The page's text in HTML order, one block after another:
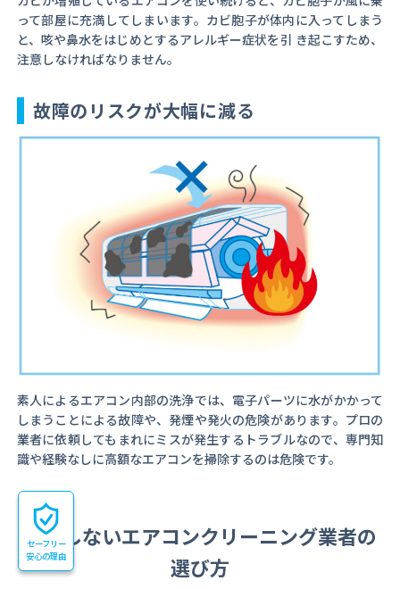
って部屋に充満してしまいます。カビ胞子が体内に入ってしまう
と、咳や鼻水をはじめとするアレルギー症状を引 き起こすため、
注意しなければなりません。
故障のリスクが大幅に減る
素人によるエアコン内部の洗浄では、電子パーツに水がかかって
しまうことによる故障や、発煙や発火の危険があります。プロの
業者に依頼してもまれにミスが発生するトラブルなので、専門知
識や経験なしに高額なエアコンを掃除するのは危険です。
失敗しないエアコンクリーニング業者の
選び方
セーフリー
安心の理由